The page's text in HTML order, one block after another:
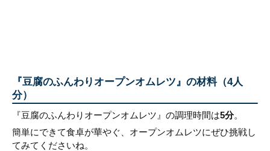
『豆腐のふんわりオープンオムレツ』の材料（4人
分）
『豆腐のふんわりオープンオムレツ』の調理時間は5分。
簡単にできて食卓が華やぐ、オープンオムレツにぜひ挑戦し
てみてくださいね。